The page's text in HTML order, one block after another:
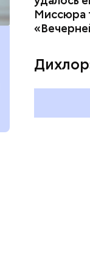
горизонта и
курсанта:
отмечают в
Миссюра